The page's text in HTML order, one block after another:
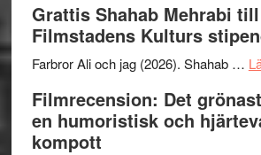
Files:
I
–
Grattis Shahab Mehrabi till
Filmstadens Kulturs
Farbror Ali och jag (2026). Shahab …
Filmrecension: Det
en humoristisk och
kompott